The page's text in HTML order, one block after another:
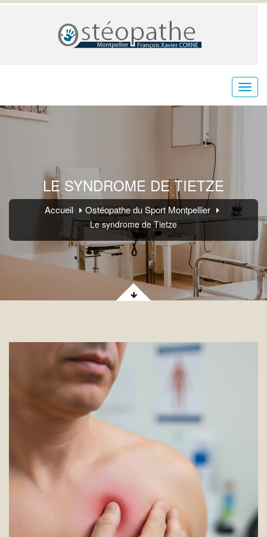
LE SYNDROME DE TIETZE
Accueil Ostéopathe du Sport Montpellier
Le syndrome de Tietze